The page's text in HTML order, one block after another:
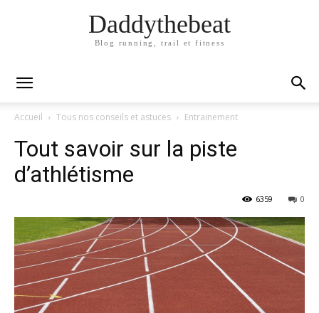
Daddythebeat
Blog running, trail et fitness
Accueil Tous nos conseils et astuces Entrainement
Tout savoir sur la piste
d’athlétisme
0
6359